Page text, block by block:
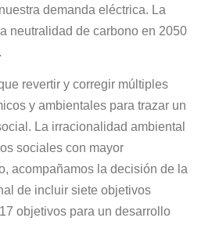
demanda eléctrica. La
neutralidad de carbono en 2050
revertir y corregir múltiples
y ambientales para trazar un
La irracionalidad ambiental
sociales con mayor
acompañamos la decisión de la
de incluir siete objetivos
objetivos para un desarrollo